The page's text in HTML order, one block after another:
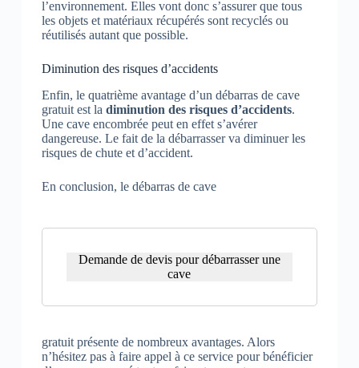
l’environnement. Elles vont donc s’assurer que tous
les objets et matériaux récupérés sont recyclés ou
réutilisés autant que possible.
Diminution des risques d’accidents
Enfin, le quatrième avantage d’un débarras de cave
gratuit est la diminution des risques d’accidents.
Une cave encombrée peut en effet s’avérer
dangereuse. Le fait de la débarrasser va diminuer les
risques de chute et d’accident.
En conclusion, le débarras de cave
Demande de devis pour débarrasser une
cave
gratuit présente de nombreux avantages. Alors
n’hésitez pas à faire appel à ce service pour bénéficier